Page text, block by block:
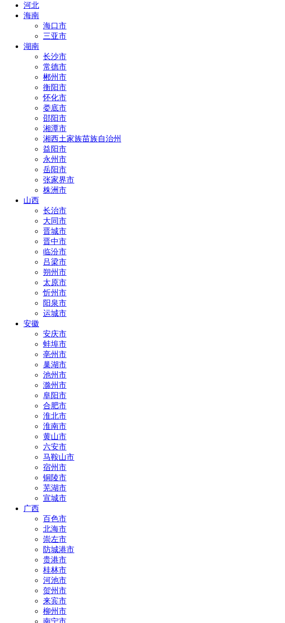
河北
海南
海口市
三亚市
湖南
长沙市
常德市
郴州市
衡阳市
怀化市
娄底市
邵阳市
湘潭市
湘西土家族苗族自治州
益阳市
永州市
岳阳市
张家界市
株洲市
山西
长治市
大同市
晋城市
晋中市
临汾市
吕梁市
朔州市
太原市
忻州市
阳泉市
运城市
安徽
安庆市
蚌埠市
亳州市
巢湖市
池州市
滁州市
阜阳市
合肥市
淮北市
淮南市
黄山市
六安市
马鞍山市
宿州市
铜陵市
芜湖市
宣城市
广西
百色市
北海市
崇左市
防城港市
贵港市
桂林市
河池市
贺州市
来宾市
柳州市
南宁市